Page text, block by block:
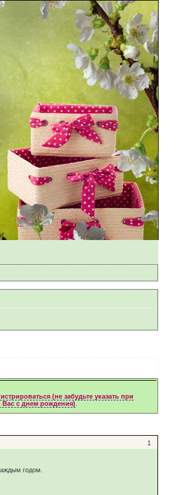
(не забудьте указать при
Вас с днем рождения)
1
годом.